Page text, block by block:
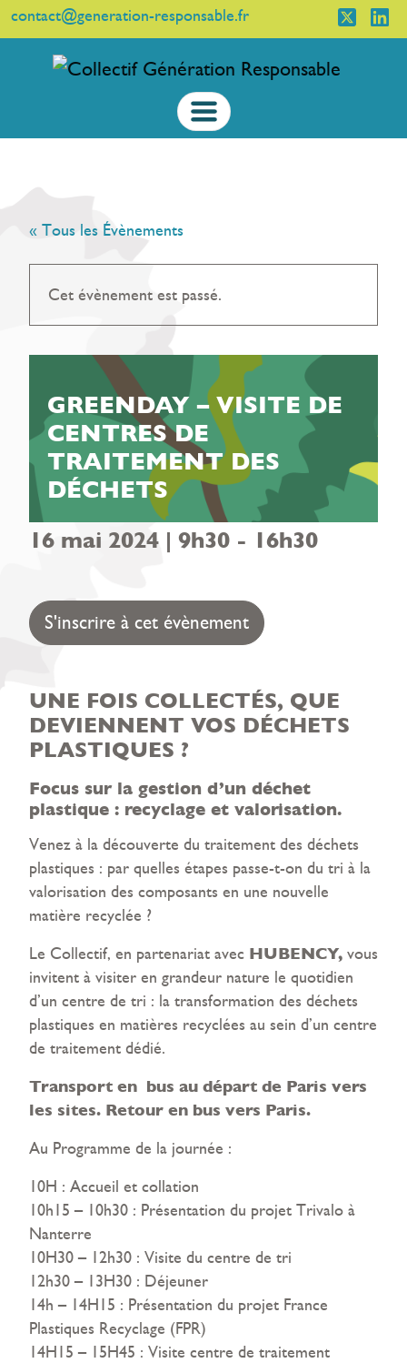
contact@generation-responsable.fr
« Tous les Évènements
Cet évènement est passé.
GREENDAY – VISITE DE
CENTRES DE
TRAITEMENT DES
DÉCHETS
16 mai 2024 | 9h30 - 16h30
S'inscrire à cet évènement
UNE FOIS COLLECTÉS, QUE
DEVIENNENT VOS DÉCHETS
PLASTIQUES ?
Focus sur la gestion d’un déchet
plastique : recyclage et valorisation.
Venez à la découverte du traitement des déchets
plastiques : par quelles étapes passe-t-on du tri à la
valorisation des composants en une nouvelle
matière recyclée ?
Le Collectif, en partenariat avec HUBENCY, vous
invitent à visiter en grandeur nature le quotidien
d’un centre de tri : la transformation des déchets
plastiques en matières recyclées au sein d’un centre
de traitement dédié.
Transport en bus au départ de Paris vers
les sites. Retour en bus vers Paris.
Au Programme de la journée :
10H : Accueil et collation
10h15 – 10h30 : Présentation du projet Trivalo à
Nanterre
10H30 – 12h30 : Visite du centre de tri
12h30 – 13H30 : Déjeuner
14h – 14H15 : Présentation du projet France
Plastiques Recyclage (FPR)
14H15 – 15H45 : Visite centre de traitement